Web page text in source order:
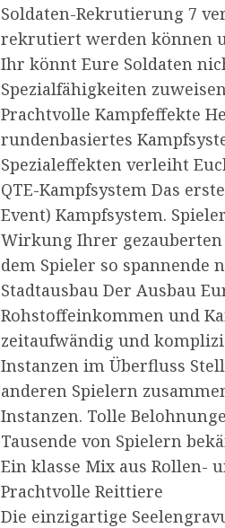
Soldaten-Rekrutierung 7
rekrutiert werden können
Ihr könnt Eure Soldaten
Spezialfähigkeiten
Prachtvolle Kampfeffekte
rundenbasiertes
Spezialeffekten verleiht
QTE-Kampfsystem Das
Event) Kampfsystem.
Wirkung Ihrer
dem Spieler so
Stadtausbau Der Ausbau
Rohstoffeinkommen und
zeitaufwändig und
Instanzen im Überfluss
anderen Spielern
Instanzen. Tolle
Tausende von Spielern
Ein klasse Mix aus Rollen-
Prachtvolle Reittiere
Die einzigartige